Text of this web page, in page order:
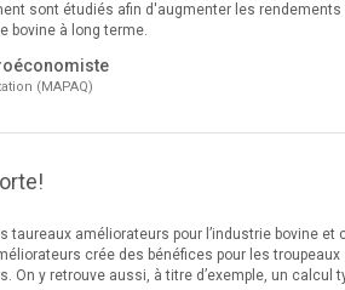
sont étudiés afin d'augmenter les rendements
bovine à long terme.
(MAPAQ)
taureaux améliorateurs pour l’industrie bovine et
crée des bénéfices pour les troupeaux
On y retrouve aussi, à titre d’exemple, un calcul